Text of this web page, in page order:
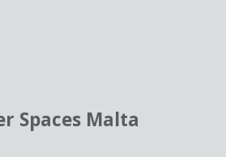
Spaces Malta